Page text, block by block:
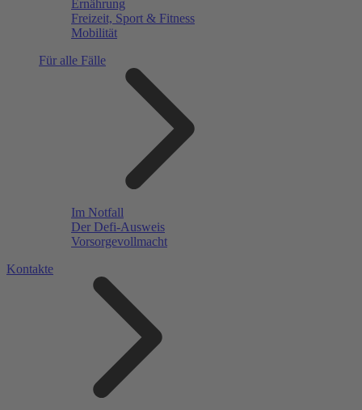
Ernährung
Freizeit, Sport & Fitness
Mobilität
Für alle Fälle
Im Notfall
Der Defi-Ausweis
Vorsorgevollmacht
Kontakte